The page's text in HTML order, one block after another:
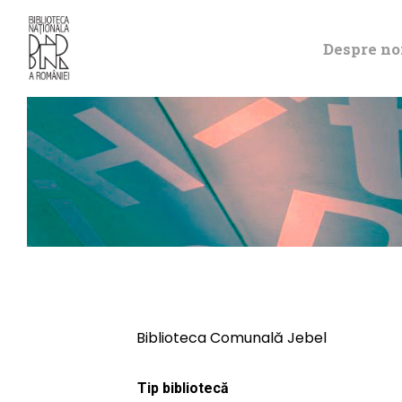
Despre
Biblioteca Comunală Jebel
Tip bibliotecă